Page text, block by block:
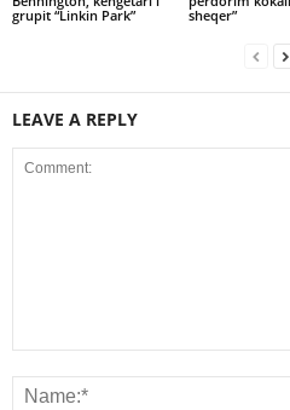
grupit “Linkin Park”
sheqer”
LEAVE A REPLY